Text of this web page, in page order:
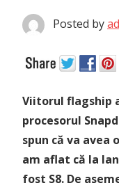
Posted by
Viitorul flagship
procesorul
spun că va avea
am aflat că la
fost S8. De